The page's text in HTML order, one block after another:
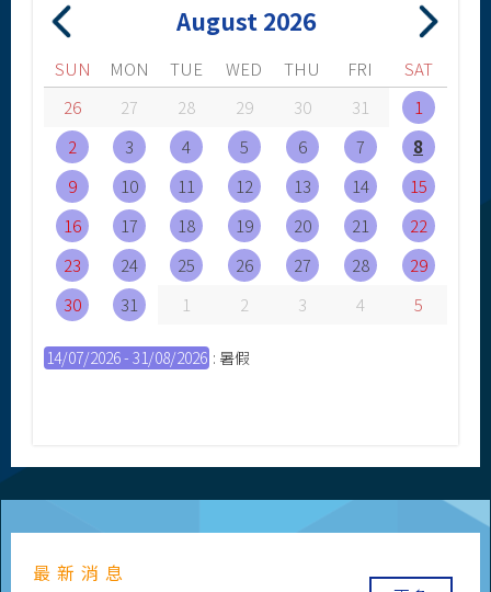
August 2026
SUN MON TUE WED THU FRI
SAT
26
27 28 29 30 31
1
2
3 4 5 6 7
8
9
10 11 12 13 14
15
16
17 18 19 20 21
22
23
24 25 26 27 28
29
30
31 1 2 3 4 5
14/07/2026 - 31/08/2026 : 暑假
最新消息